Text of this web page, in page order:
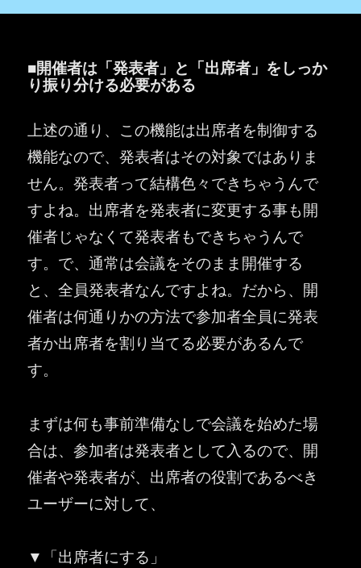
■開催者は「発表者」と「出席者」をしっか
り振り分ける必要がある
上述の通り、この機能は出席者を制御する
機能なので、発表者はその対象ではありま
せん。発表者って結構色々できちゃうんで
すよね。出席者を発表者に変更する事も開
催者じゃなくて発表者もできちゃうんで
す。で、通常は会議をそのまま開催する
と、全員発表者なんですよね。だから、開
催者は何通りかの方法で参加者全員に発表
者か出席者を割り当てる必要があるんで
す。
まずは何も事前準備なしで会議を始めた場
合は、参加者は発表者として入るので、開
催者や発表者が、出席者の役割であるべき
ユーザーに対して、
▼「出席者にする」